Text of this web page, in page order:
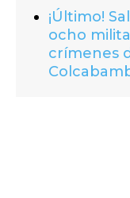
¡Último!
ocho
crímenes